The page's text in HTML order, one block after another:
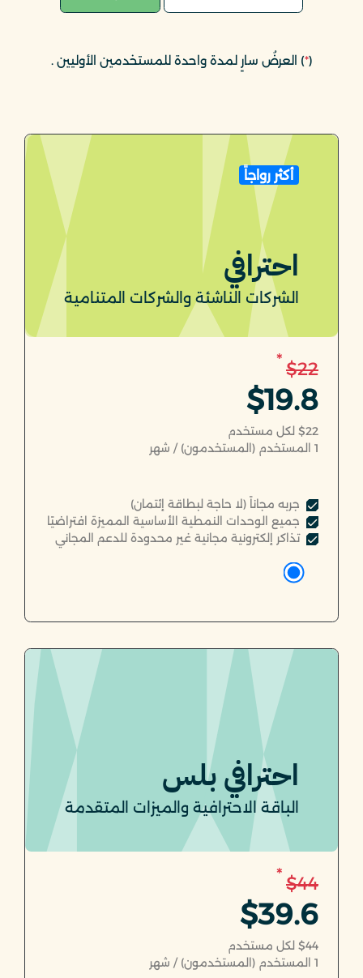
(
*) العرضُ سارٍ لمدة واحدة للمستخدمين الأوليين.
أكثر رواجاً
احترافي
الشركات الناشئة والشركات المتنامية
$22
*
$19.8
$22 لكل مستخدم
1 المستخدم (المستخدمون) / شهر
جربه مجاناً (لا حاجة لبطاقة إئتمان)
جميع الوحدات النمطية الأساسية المميزة افتراضيًا
تذاكر إلكترونية مجانية غير محدودة للدعم المجاني
احترافي بلس
الباقة الاحترافية والميزات المتقدمة
$44
*
$39.6
$44 لكل مستخدم
1 المستخدم (المستخدمون) / شهر